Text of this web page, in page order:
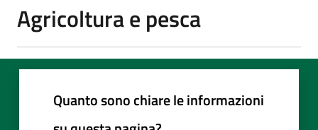
Agricoltura e pesca
Quanto sono chiare le informazioni